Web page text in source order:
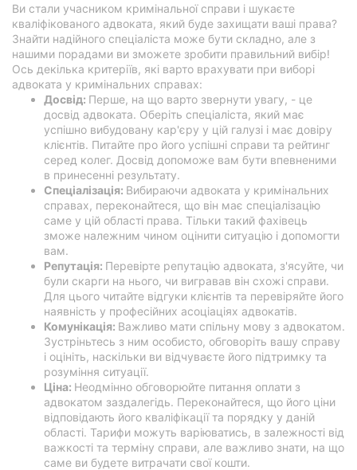
Ви стали учасником кримінальної справи і шукаєте
кваліфікованого адвоката, який буде захищати ваші права?
Знайти надійного спеціаліста може бути складно, але з
нашими порадами ви зможете зробити правильний вибір!
Ось декілька критеріїв, які варто врахувати при виборі
адвоката у кримінальних справах:
Досвід: Перше, на що варто звернути увагу, - це
досвід адвоката. Оберіть спеціаліста, який має
успішно вибудовану кар'єру у цій галузі і має довіру
клієнтів. Питайте про його успішні справи та рейтинг
серед колег. Досвід допоможе вам бути впевненими
в принесенні результату.
Спеціалізація: Вибираючи адвоката у кримінальних
справах, переконайтеся, що він має спеціалізацію
саме у цій області права. Тільки такий фахівець
зможе належним чином оцінити ситуацію і допомогти
вам.
Репутація: Перевірте репутацію адвоката, з'ясуйте, чи
були скарги на нього, чи вигравав він схожі справи.
Для цього читайте відгуки клієнтів та перевіряйте його
наявність у професійних асоціаціях адвокатів.
Комунікація: Важливо мати спільну мову з адвокатом.
Зустріньтесь з ним особисто, обговоріть вашу справу
і оцініть, наскільки ви відчуваєте його підтримку та
розуміння ситуації.
Ціна: Неодмінно обговорюйте питання оплати з
адвокатом заздалегідь. Переконайтеся, що його ціни
відповідають його кваліфікації та порядку у даній
області. Тарифи можуть варіюватись, в залежності від
важкості та терміну справи, але важливо знати, на що
саме ви будете витрачати свої кошти.